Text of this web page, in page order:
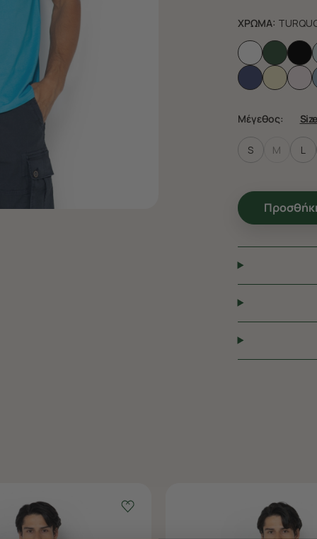
ΧΡΩΜΑ:
Μέγεθος:
S M L